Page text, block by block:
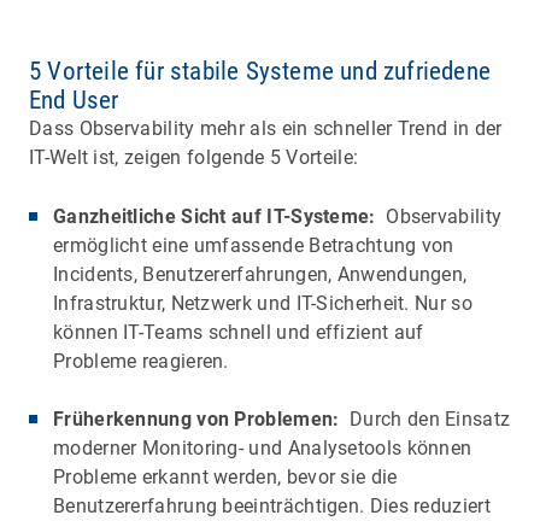
5 Vorteile für stabile Systeme und zufriedene
End User
Dass Observability mehr als ein schneller Trend in der
IT-Welt ist, zeigen folgende 5 Vorteile:
Ganzheitliche Sicht auf IT-Systeme: Observability
ermöglicht eine umfassende Betrachtung von
Incidents, Benutzererfahrungen, Anwendungen,
Infrastruktur, Netzwerk und IT-Sicherheit. Nur so
können IT-Teams schnell und effizient auf
Probleme reagieren.
Früherkennung von Problemen: Durch den Einsatz
moderner Monitoring- und Analysetools können
Probleme erkannt werden, bevor sie die
Benutzererfahrung beeinträchtigen. Dies reduziert